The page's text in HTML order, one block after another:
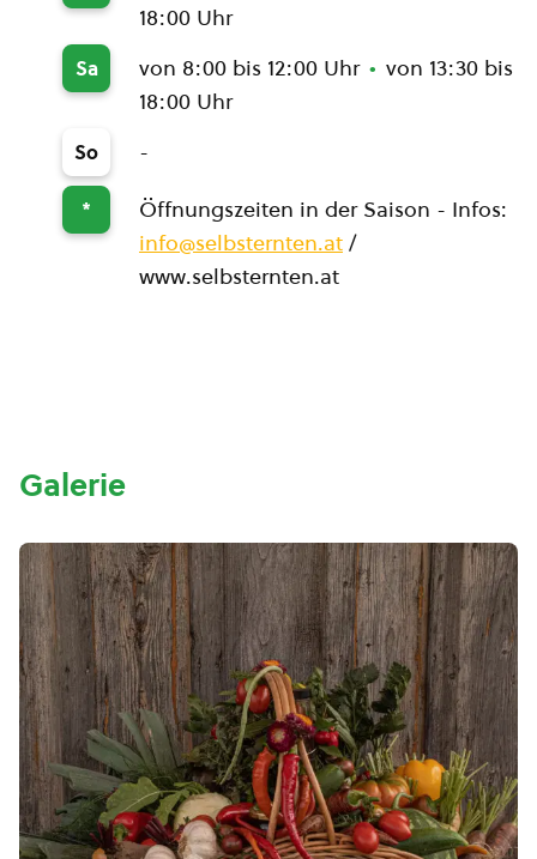
18:00 Uhr
Sa von 8:00 bis 12:00 Uhr
von 13:30 bis
18:00 Uhr
So -
*
Öffnungszeiten in der Saison - Infos:
info@selbsternten.at /
www.selbsternten.at
Galerie